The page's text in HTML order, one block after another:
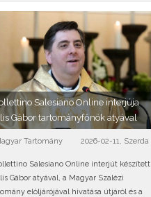
Salesiano Online interjúja
Gábor tartományfőnök atyával
Tartomány 2026-02-11, Szerda
Salesiano Online interjút készített
Gábor atyával, a Magyar Szalézi
elöljárójával hivatása útjáról és a